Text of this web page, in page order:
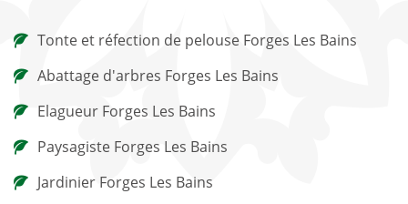
Tonte et réfection de pelouse Forges Les Bains
Abattage d'arbres Forges Les Bains
Elagueur Forges Les Bains
Paysagiste Forges Les Bains
Jardinier Forges Les Bains